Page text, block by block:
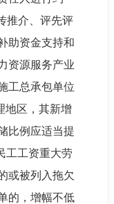
推介、评先评
助资金支持和
资源服务产业
工总承包单位
地区，其新增
比例应适当提
工工资重大劳
或被列入拖欠
的，增幅不低